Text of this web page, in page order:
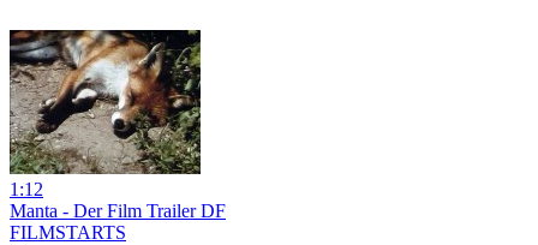
1:12
Manta - Der Film Trailer DF
FILMSTARTS